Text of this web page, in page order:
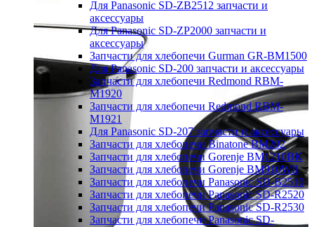
Для Panasonic SD-ZB2512 запчасти и
аксессуары
Для Panasonic SD-ZP2000 запчасти и
аксессуары
Запчасти для хлебопечи Gurman GR-BM1500
Для Panasonic SD-200 запчасти и аксессуары
Запчасти для хлебопечи Redmond RBM-
M1920
Запчасти для хлебопечи Redmond RBM-
M1921
Для Panasonic SD-207 запчасти и аксессуары
Запчасти для хлебопечи Binatone BM202
Запчасти для хлебопечи Gorenje BM1210BK
Запчасти для хлебопечи Gorenje BM910WII
Запчасти для хлебопечи Panasonic SD-B2510
Запчасти для хлебопечи Panasonic SD-R2520
Запчасти для хлебопечи Panasonic SD-R2530
Запчасти для хлебопечи Panasonic SD-